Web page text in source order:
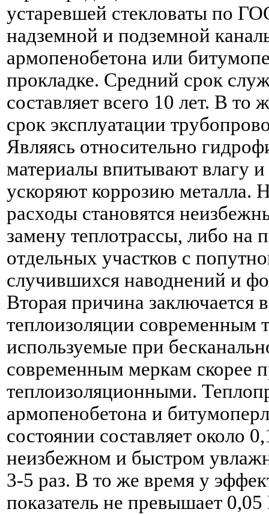
устаревшей стекловаты по
надземной и подземной
армопенобетона или
прокладке. Средний срок
составляет всего 10 лет. В
срок эксплуатации
Являясь относительно
материалы впитывают влагу
ускоряют коррозию металла.
расходы становятся
замену теплотрассы, либо на
отдельных участков с
случившихся наводнений и
Вторая причина заключается
теплоизоляции современным
используемые при
современным меркам скорее
теплоизоляционными.
армопенобетона и
состоянии составляет около
неизбежном и быстром
3-5 раз. В то же время у
показатель не превышает